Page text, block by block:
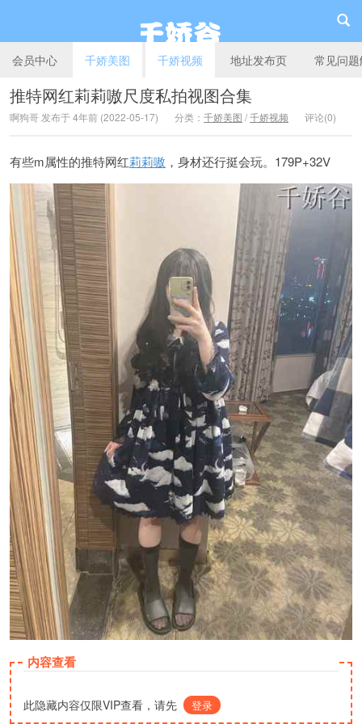
千娇谷
会员中心 千娇美图 千娇视频 地址发布页 常见问
推特网红莉莉嗷尺度私拍视图合集
啊狗哥 发布于 4年前 (2022-05-17) 分类： 千娇美图 /千娇视频 评论(0)
有些m属性的推特网红莉莉嗷 ，身材还行挺会玩。179P+32V
内容查看
此隐藏内容仅限VIP查看，请先 登录